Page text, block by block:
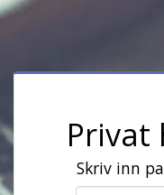
Privat
Skriv inn